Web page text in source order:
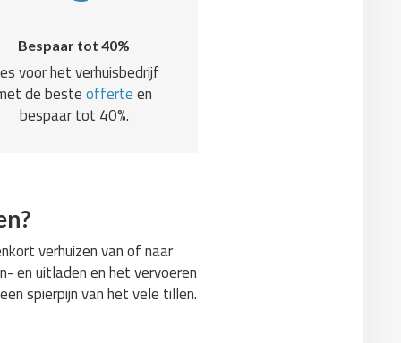
Bespaar tot 40%
voor het verhuisbedrijf
de besteofferteen
bespaar tot 40%.
verhuizen van of naar
en uitladen en het vervoeren
spierpijn van het vele tillen.